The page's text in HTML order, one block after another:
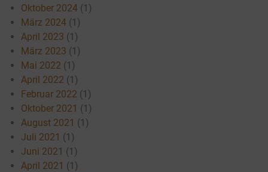
Oktober 2024 (1)
März 2024 (1)
April 2023 (1)
März 2023 (1)
Mai 2022 (1)
April 2022 (1)
Februar 2022 (1)
Oktober 2021 (1)
August 2021 (1)
Juli 2021 (1)
Juni 2021 (1)
April 2021 (1)